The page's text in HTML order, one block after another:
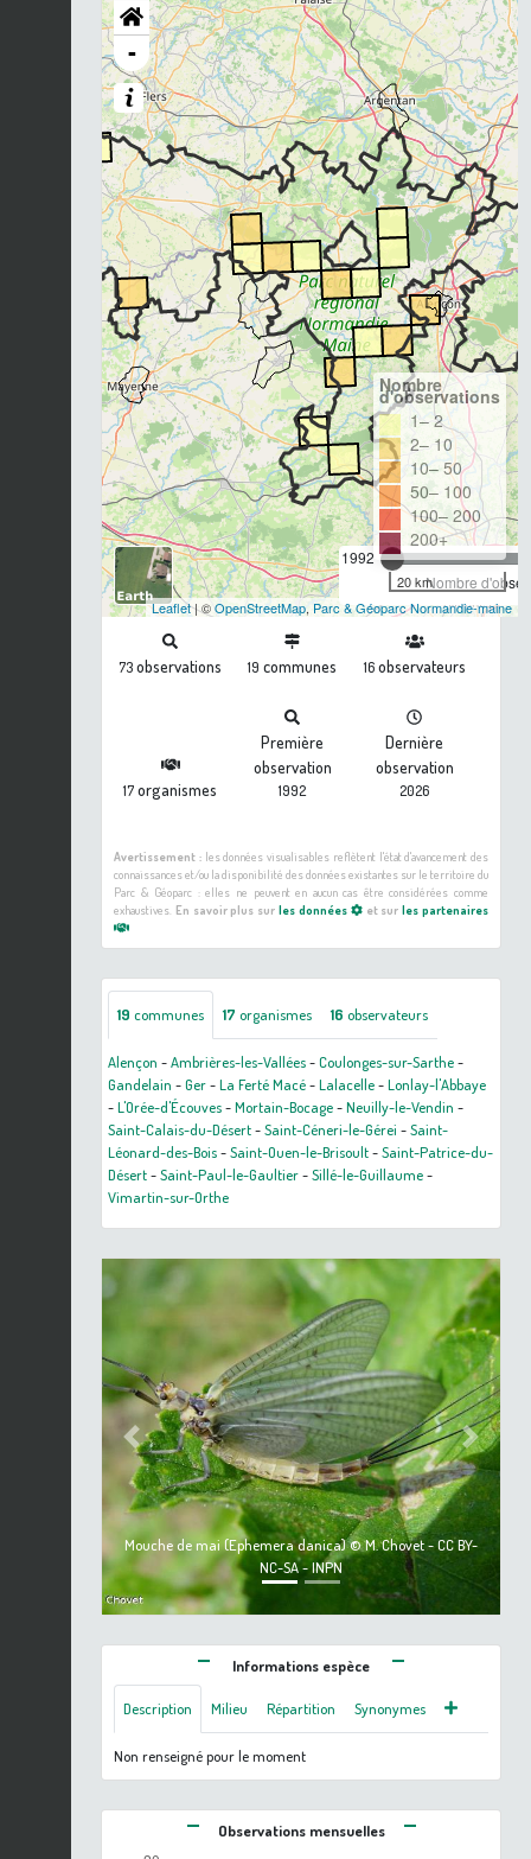
-
1992
Nombre
Nombre
d'observations
1– 2
2– 10
10– 50
50– 100
100– 200
200+
20 km
Leaflet| ©OpenStreetMap, Parc & Géoparc Normandie-maine
73observations 19 communes 16 observateurs
17organismes
Première
observation
1992
Dernière
observation
2026
Avertissement :les données visualisables reflètent l'état d'avancement des
connaissances et/ou la disponibilité des données existantes sur le territoire du
Parc & Géoparc : elles ne peuvent en aucun cas être considérées comme
exhaustives. En savoir plus sur les données et surles partenaires
19 communes 17 organismes 16 observateurs
Alençon -Ambrières-les-Vallées-Coulonges-sur-Sarthe-
Gandelain -Ger-La Ferté Macé-Lalacelle-Lonlay-l'Abbaye
-L'Orée-d'Écouves-Mortain-Bocage-Neuilly-le-Vendin -
Saint-Calais-du-Désert-Saint-Céneri-le-Gérei -Saint-
Léonard-des-Bois-Saint-Ouen-le-Brisoult-Saint-Patrice-du-
Désert-Saint-Paul-le-Gaultier-Sillé-le-Guillaume-
Vimartin-sur-Orthe
Mouche de mai (Ephemera danica) © M. Chovet - CC BY-
NC-SA - INPN
Previous Next
Informations espèce
Description Milieu Répartition Synonymes
Non renseigné pour le moment
Observations mensuelles